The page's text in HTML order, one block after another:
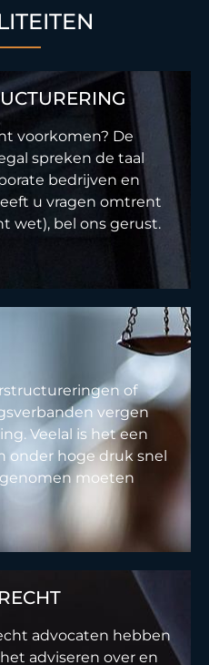
voorkomen? De
spreken de taal
bedrijven en
u vragen omtrent
wet), bel ons gerust.
of
vergen
Veelal is het een
onder hoge druk snel
moeten
advocaten hebben
adviseren over en